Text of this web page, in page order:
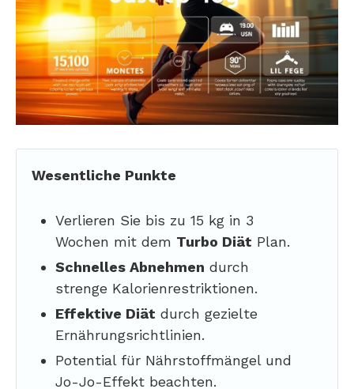
Wesentliche Punkte
Verlieren Sie bis zu 15 kg in 3
Wochen mit dem Turbo Diät Plan.
Schnelles Abnehmen durch
strenge Kalorienrestriktionen.
Effektive Diät durch gezielte
Ernährungsrichtlinien.
Potential für Nährstoffmängel und
Jo-Jo-Effekt beachten.